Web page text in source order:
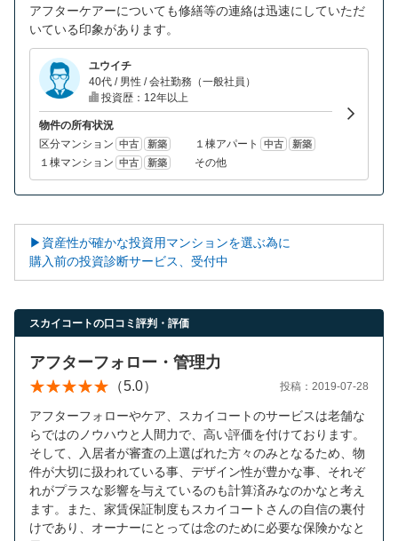
アフターケアーについても修繕等の連絡は迅速にしていただ
いている印象があります。
ユウイチ
40代 / 男性 / 会社勤務（一般社員）
投資歴：12年以上
物件の所有状況
区分マンション 中古 新築 １棟アパート 中古 新築
１棟マンション 中古 新築 その他
▶資産性が確かな投資用マンションを選ぶ為に
購入前の投資診断サービス、受付中
スカイコートの口コミ評判・評価
アフターフォロー・管理力
（5.0） 投稿：2019-07-28
アフターフォローやケア、スカイコートのサービスは老舗な
らではのノウハウと人間力で、高い評価を付けております。
そして、入居者が審査の上選ばれた方々のみとなるため、物
件が大切に扱われている事、デザイン性が豊かな事、それぞ
れがプラスな影響を与えているのも計算済みなのかなと考え
ます。また、家賃保証制度もスカイコートさんの自信の裏付
けであり、オーナーにとっては念のために必要な保険かなと